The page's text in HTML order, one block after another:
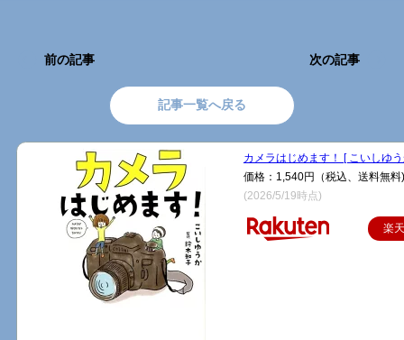
前の記事
記事一覧へ戻る
次の記事
カメラはじめます！ [ こいしゆ
価格：1,540円（税込、送料無料)
(2026/5/19時点)
楽